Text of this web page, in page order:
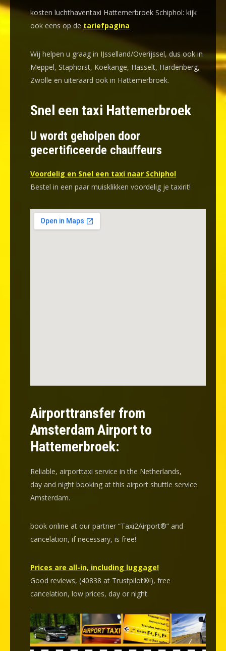
kosten luchthaventaxi Hattemerbroek Schiphol: kijk
ook eens op de tariefpagina
Wij helpen u graag in IJsselland/Overijssel, dus ook in
Meppel, Staphorst, Koekange, Hasselt, Hardenberg,
Zwolle en uiteraard ook in Hattemerbroek.
Snel een taxi Hattemerbroek
U wordt geholpen door
gecertificeerde chauffeurs
Voordelig en Snel een taxi naar Schiphol
Bestel in een paar muisklikken voordelig je taxirit!
Airporttransfer from
Amsterdam Airport to
Hattemerbroek:
Reliable, airporttaxi service in the Netherlands,
day and night booking at this airport shuttle service
Amsterdam.
book online at our partner “Taxi2Airport®” and
cancelation, if necessary, is free!
Prices are all-in, including luggage!
Good reviews, (40838 at Trustpilot®!), free
cancelation, low prices, day or night.
.